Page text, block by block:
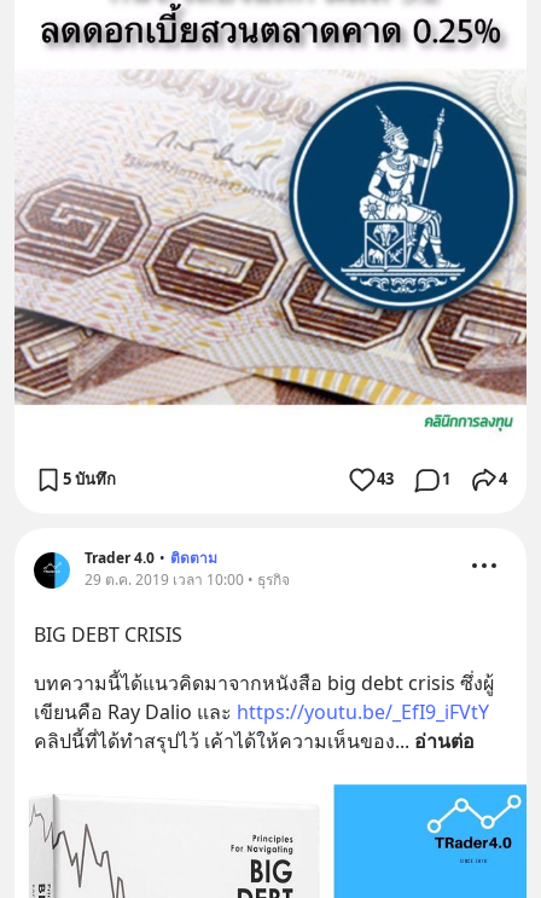
5 บันทึก 43 1 4
Trader 4.0 • ติดตาม
29 ต.ค. 2019 เวลา 10:00 • ธุรกิจ
BIG DEBT CRISIS
บทความนี้ได้แนวคิดมาจากหนังสือ big debt crisis ซึ่งผู้
เขียนคือ Ray Dalio และ https://youtu.be/_EfI9_iFVtY
คลิปนี้ที่ได้ทำสรุปไว้ เค้าได้ให้ความเห็นของ... อ่านต่อ